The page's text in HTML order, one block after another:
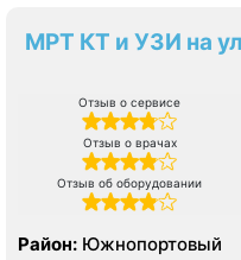
МРТ КТ и УЗИ на
Отзыв о сервисе
Отзыв о врачах
Отзыв об оборудовании
Район: Южнопортовый